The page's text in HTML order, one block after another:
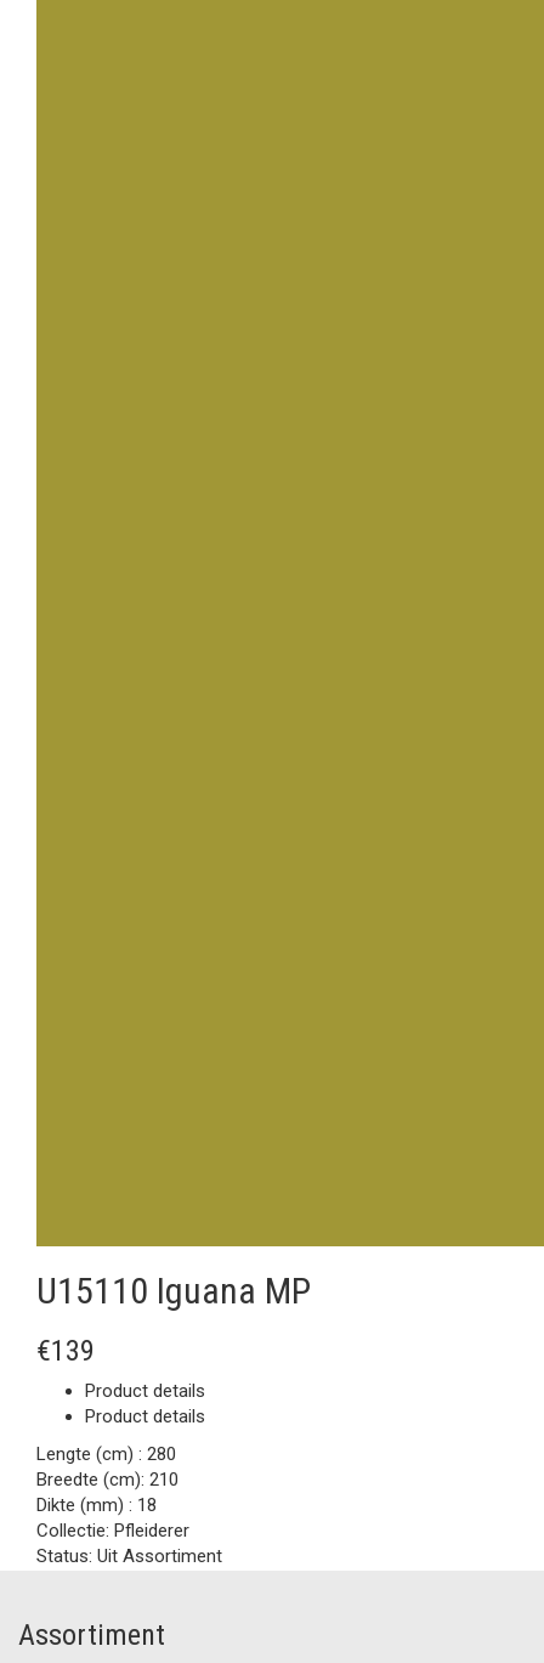
U15110 Iguana MP
€139
Product details
Product details
Lengte (cm) : 280
Breedte (cm): 210
Dikte (mm) : 18
Collectie: Pfleiderer
Status: Uit Assortiment
Assortiment